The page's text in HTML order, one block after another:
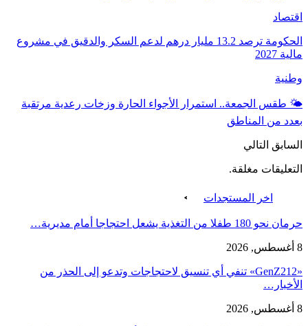
اقتصاد
الحكومة ترصد 13.2 مليار درهم لدعم السكر والدقيق في مشروع
مالية 2027
وطنية
🌤️ طقس الجمعة.. استمرار الأجواء الحارة وزخات رعدية مرتقبة
بعدد من المناطق
السابق التالي
التعليقات مغلقة.
اخر المستجدات
حرمان نحو 180 طفلا من التغذية يشعل احتجاجا أمام مديرية…
8 أغسطس, 2026
«GenZ212» تنفي أي تنسيق لاحتجاجات وتدعو إلى الحذر من
الأخبار…
8 أغسطس, 2026